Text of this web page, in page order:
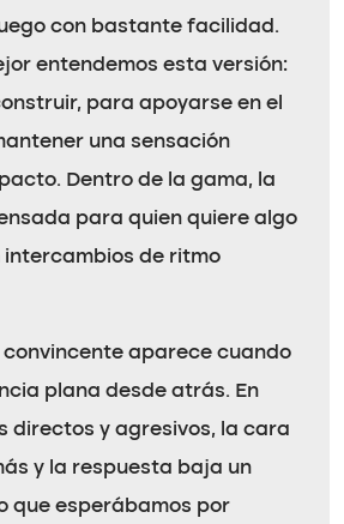
con bastante facilidad.
entendemos esta versión:
para apoyarse en el
una sensación
Dentro de la gama, la
para quien quiere algo
intercambios de ritmo
convincente aparece cuando
plana desde atrás. En
directos y agresivos, la cara
y la respuesta baja un
que esperábamos por